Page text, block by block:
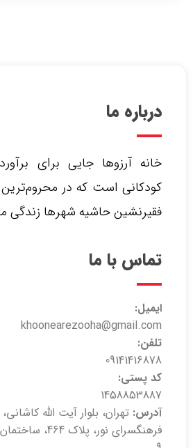
درباره ما
خانه آرزوها جایی برای
کودکانی است که در
فقیرنشین حاشیه شهرها زندگی
تماس با ما
ایمیل:
khoonearezooha@gmail.com
تلفن:
09141416878
کد پستی:
1458853887
آدرس: تهران، بلوار آیت الله